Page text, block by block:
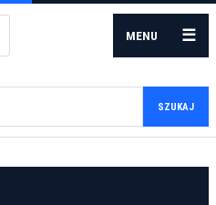
MENU ☰
SZUKAJ